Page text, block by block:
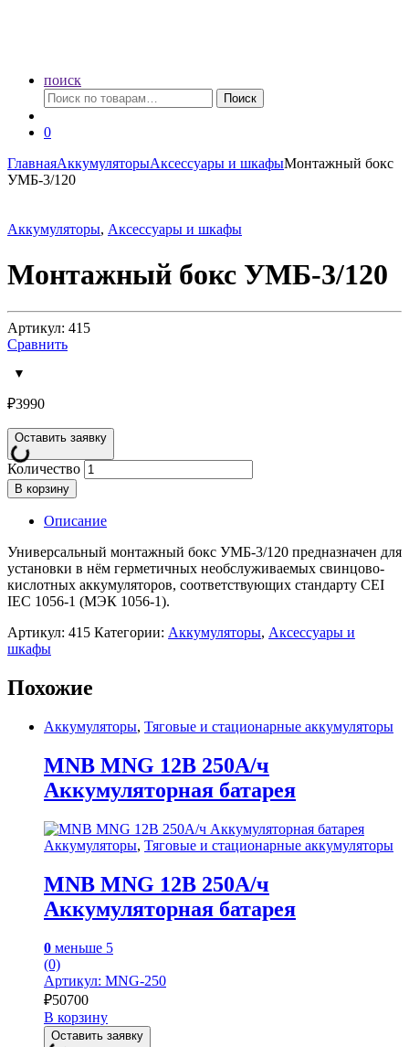
поиск
Искать:
Поиск
0
ГлавнаяАккумуляторыАксессуары и шкафыМонтажный бокс
УМБ-3/120
Аккумуляторы, Аксессуары и шкафы
Монтажный бокс УМБ-3/120
Артикул: 415
Сравнить
₽3990
Оставить заявку
Количество
В корзину
Описание
Универсальный монтажный бокс УМБ-3/120 предназначен для
установки в нём герметичных необслуживаемых свинцово-
кислотных аккумуляторов, соответствующих стандарту CEI
IEС 1056-1 (МЭК 1056-1).
Артикул: 415 Категории: Аккумуляторы, Аксессуары и
шкафы
Похожие
Аккумуляторы, Тяговые и стационарные аккумуляторы
MNB MNG 12В 250А/ч
Аккумуляторная батарея
Аккумуляторы, Тяговые и стационарные аккумуляторы
MNB MNG 12В 250А/ч
Аккумуляторная батарея
0 меньше 5
(0)
Артикул: MNG-250
₽50700
В корзину
Оставить заявку